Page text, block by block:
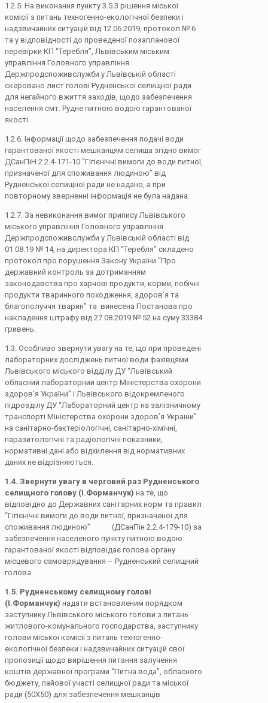
1.2.5. На виконання пункту 3.5.3 рішення міської
комісії з питань техногенно-екологічної безпеки і
надзвичайних ситуацій від 12.06.2019, протокол № 6
та у відповідності до проведеної позапланової
перевірки КП “Теребля”, Львівським міським
управління Головного управління
Держпродспоживслужби у Львівській області
скеровано лист голові Рудненської селищної ради
для негайного вжиття заходів, щодо забезпечення
населення смт. Рудне питною водою гарантованої
якості.
1.2.6. Інформації щодо забезпечення подачі води
гарантованої якості мешканцям селища згідно вимог
ДСанПіН 2.2.4-171-10 “Гігієнічні вимоги до води питної,
призначеної для споживання людиною” від
Рудненської селищної ради не надано, а при
повторному зверненні інформація не була надана.
1.2.7. За невиконання вимог припису Львівського
міського управління Головного управління
Держпродспоживслужби у Львівській області від
01.08.19 № 14, на директора КП “Теребля” складено
протокол про порушення Закону України “Про
державний контроль за дотриманням
законодавства про харчові продукти, корми, побічні
продукти тваринного походження, здоров’я та
благополуччя тварин” та винесена Постанова про
накладення штрафу від 27.08.2019 № 52 на суму 33384
гривень.
1.3. Особливо звернути увагу на те, що при проведені
лабораторних досліджень питної води фахівцями
Львівського міського відділу ДУ “Львівський
обласний лабораторний центр Міністерства охорони
здоров’я України” і Львівського відокремленого
підрозділу ДУ “Лабораторний центр на залізничному
транспорті Міністерства охорони здоров’я України”
на санітарно-бактеріологічні, санітарно-хімічні,
паразитологічні та радіологічні показники,
нормативні дані або відхилення від нормативних
даних не відрізняються.
1.4. Звернути увагу в черговий раз Рудненського
селищного голову (І.Форманчук) на те, що
відповідно до Державних санітарних норм та правил
“Гігієнічні вимоги до води питної, призначеної для
споживання людиною” (ДСанПін 2.2.4-179-10) за
забезпечення населеного пункту питною водою
гарантованої якості відповідає голова органу
місцевого самоврядування – Рудненський селищний
голова.
1.5. Рудненському селищному голові
(І.Форманчук) надати встановленим порядком
заступнику Львівського міського голови з питань
житлового-комунального господарства, заступнику
голови міської комісії з питань техногенно-
екологічної безпеки і надзвичайних ситуацій свої
пропозиції щодо вирішення питання залучення
коштів державної програми “Питна вода”, обласного
бюджету, пайової участі селищної ради та міської
ради (50Х50) для забезпечення мешканців